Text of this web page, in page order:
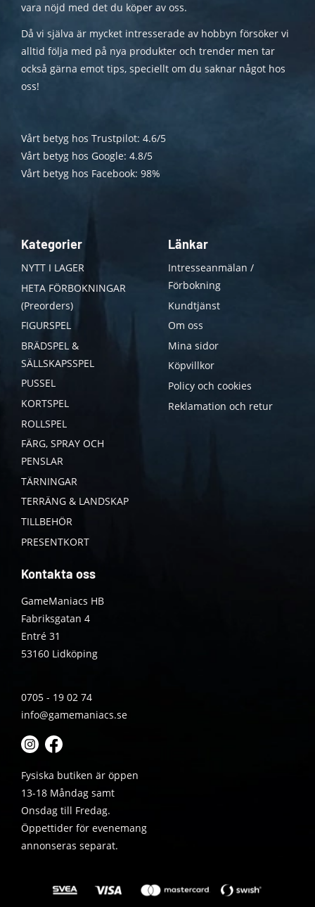
vara nöjd med det du köper av oss.
Då vi själva är mycket intresserade av hobbyn försöker vi
alltid följa med på nya produkter och trender men tar
också gärna emot tips, speciellt om du saknar något hos
oss!
Vårt betyg hos Trustpilot: 4.6/5
Vårt betyg hos Google: 4.8/5
Vårt betyg hos Facebook: 98%
Kategorier
NYTT I LAGER
HETA FÖRBOKNINGAR
(Preorders)
FIGURSPEL
BRÄDSPEL &
SÄLLSKAPSSPEL
PUSSEL
KORTSPEL
ROLLSPEL
FÄRG, SPRAY OCH
PENSLAR
TÄRNINGAR
TERRÄNG & LANDSKAP
TILLBEHÖR
PRESENTKORT
Länkar
Intresseanmälan /
Förbokning
Kundtjänst
Om oss
Mina sidor
Köpvillkor
Policy och cookies
Reklamation och retur
Kontakta oss
GameManiacs HB
Fabriksgatan 4
Entré 31
53160 Lidköping
0705 - 19 02 74
info@gamemaniacs.se
Fysiska butiken är öppen
13-18 Måndag samt
Onsdag till Fredag.
Öppettider för evenemang
annonseras separat.